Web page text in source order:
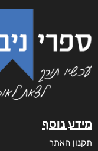
מידע נוסף
תקנון האתר